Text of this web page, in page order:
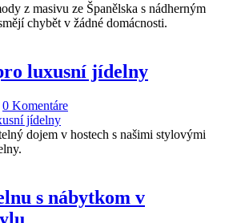
z masivu ze Španělska s nádherným
chybět v žádné domácnosti.
luxusní jídelny
0 Komentáre
dojem v hostech s našimi stylovými
s nábytkom v